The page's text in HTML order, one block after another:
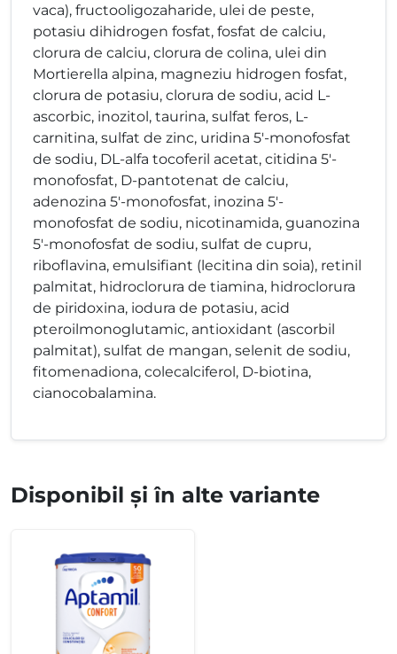
vaca), fructooligozaharide, ulei de peste,
potasiu dihidrogen fosfat, fosfat de calciu,
clorura de calciu, clorura de colina, ulei din
Mortierella alpina, magneziu hidrogen fosfat,
clorura de potasiu, clorura de sodiu, acid L-
ascorbic, inozitol, taurina, sulfat feros, L-
carnitina, sulfat de zinc, uridina 5'-monofosfat
de sodiu, DL-alfa tocoferil acetat, citidina 5'-
monofosfat, D-pantotenat de calciu,
adenozina 5'-monofosfat, inozina 5'-
monofosfat de sodiu, nicotinamida, guanozina
5'-monofosfat de sodiu, sulfat de cupru,
riboflavina, emulsifiant (lecitina din soia), retinil
palmitat, hidroclorura de tiamina, hidroclorura
de piridoxina, iodura de potasiu, acid
pteroilmonoglutamic, antioxidant (ascorbil
palmitat), sulfat de mangan, selenit de sodiu,
fitomenadiona, colecalciferol, D-biotina,
cianocobalamina.
Disponibil și în alte variante